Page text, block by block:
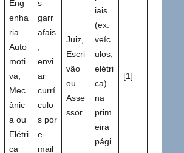
Eng
enha
ria
Auto
moti
va,
Mec
ânic
a ou
Elétri
ca
s
garr
afais
;
envi
ar
currí
culo
s por
e-
mail
Juiz,
Escri
vão
ou
Asse
ssor
iais
(ex:
veíc
ulos,
elétri
ca)
na
prim
eira
pági
[1]